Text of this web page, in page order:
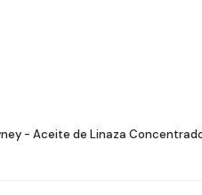
- Aceite de Linaza